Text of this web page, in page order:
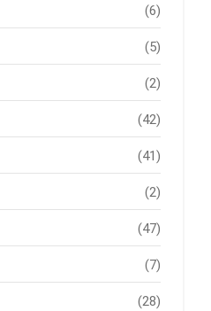
(6)
(5)
(2)
(42)
(41)
(2)
(47)
(7)
(28)